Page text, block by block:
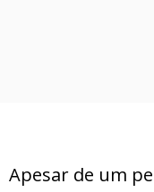
Apesar de um